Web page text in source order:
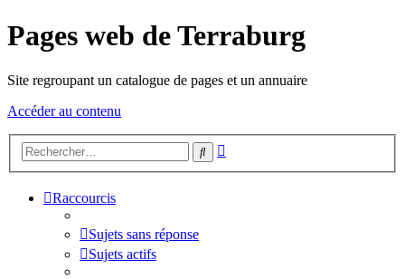
Pages web de Terraburg
Site regroupant un catalogue de pages et un annuaire
Accéder au contenu
Rechercher
Raccourcis
Sujets sans réponse
Sujets actifs